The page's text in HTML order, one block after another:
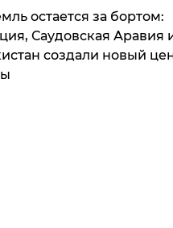
остается за бортом:
Саудовская Аравия
создали новый